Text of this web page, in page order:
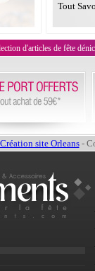
Tout
d'articles de fête
Création site Orleans-